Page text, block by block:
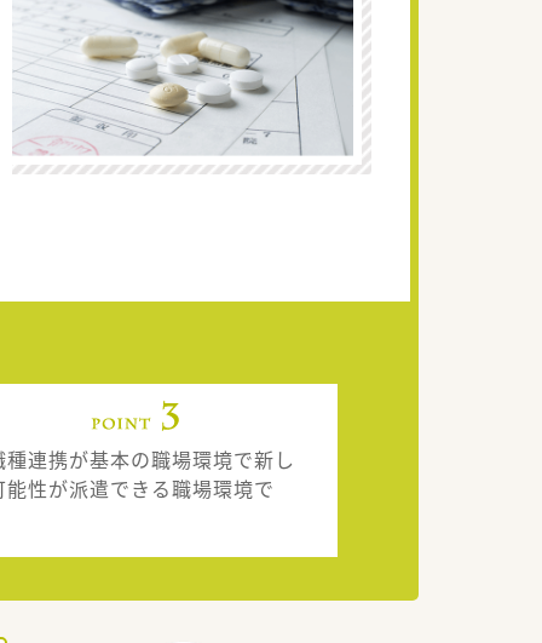
種連携が基本の職場環境で新し
能性が派遣できる職場環境で